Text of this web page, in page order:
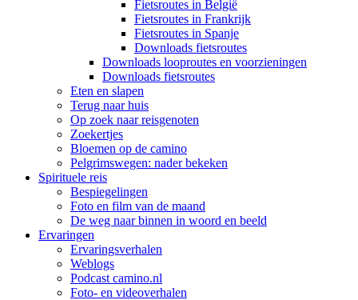
Fietsroutes in België
Fietsroutes in Frankrijk
Fietsroutes in Spanje
Downloads fietsroutes
Downloads looproutes en voorzieningen
Downloads fietsroutes
Eten en slapen
Terug naar huis
Op zoek naar reisgenoten
Zoekertjes
Bloemen op de camino
Pelgrimswegen: nader bekeken
Spirituele reis
Bespiegelingen
Foto en film van de maand
De weg naar binnen in woord en beeld
Ervaringen
Ervaringsverhalen
Weblogs
Podcast camino.nl
Foto- en videoverhalen